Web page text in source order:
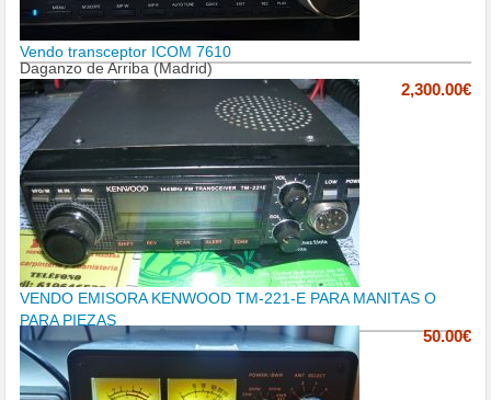
Vendo transceptor ICOM 7610
Daganzo de Arriba (Madrid)
2,300.00€
VENDO EMISORA KENWOOD TM-221-E PARA MANITAS O
PARA PIEZAS
50.00€